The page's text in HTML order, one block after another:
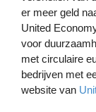
er meer geld
United
voor
met circulaire
bedrijven met
website van